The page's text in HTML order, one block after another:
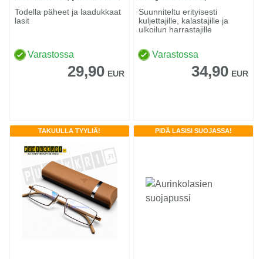
Todella päheet ja laadukkaat
lasit
Varastossa
29,90 EUR
polarisoidut
Suunniteltu erityisesti
kuljettajille, kalastajille ja
ulkoilun harrastajille
Varastossa
34,90 EUR
TAKUULLA TYYLIÄ! PIDÄ LASISI SUOJASSA!